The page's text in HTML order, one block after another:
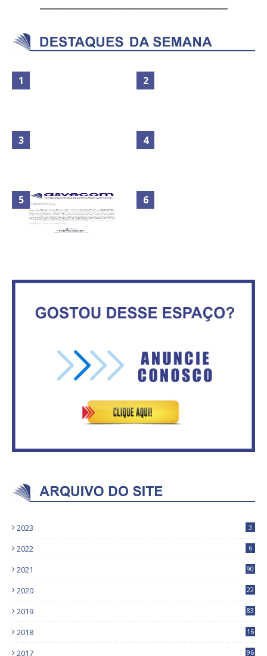
Maior São João do Cerrado
movimenta fim de semana em
Circulação de ar no túnel será
ASVECOM: Renúncia Ana Neves
vagas no Distrito Federal
2023 3
2022 6
2021 90
2020
22
2019
83
2018
16
2017 96